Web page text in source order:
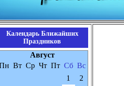
Календарь Ближайших
Праздников
Август
Вт Ср Чт Пт Сб Вс
1
2